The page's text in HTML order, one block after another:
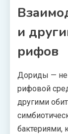
и
рифов
Дориды — не
рифовой
другими
бактериями,